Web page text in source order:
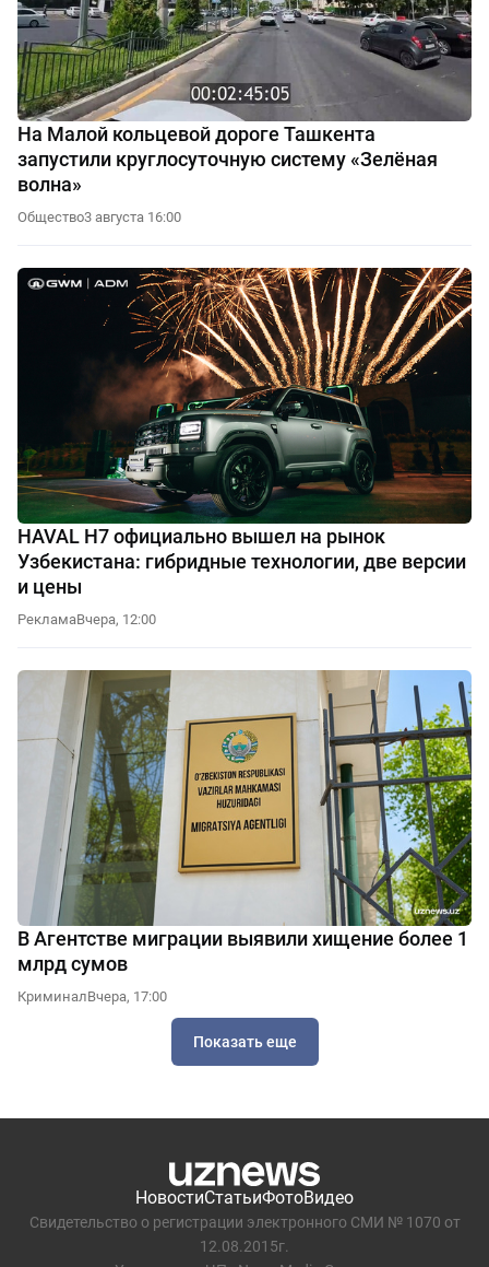
На Малой кольцевой дороге Ташкента
запустили круглосуточную систему «Зелёная
волна»
Общество3 августа 16:00
HAVAL H7 официально вышел на рынок
Узбекистана: гибридные технологии, две версии
и цены
РекламаВчера, 12:00
В Агентстве миграции выявили хищение более 1
млрд сумов
КриминалВчера, 17:00
Показать еще
НовостиСтатьиФотоВидео
Свидетельство о регистрации электронного СМИ № 1070 от
12.08.2015г.